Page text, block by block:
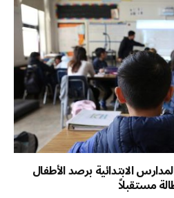
الابتدائية برصد الأطفال
مستقبلاً